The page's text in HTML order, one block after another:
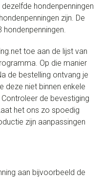
hondenpenningen
zijn. De
toe aan de lijst van
Op die manier
de bestelling ontvang je
deze niet binnen enkele
de bevestiging
het ons zo spoedig
zijn aanpassingen
aan bijvoorbeeld de